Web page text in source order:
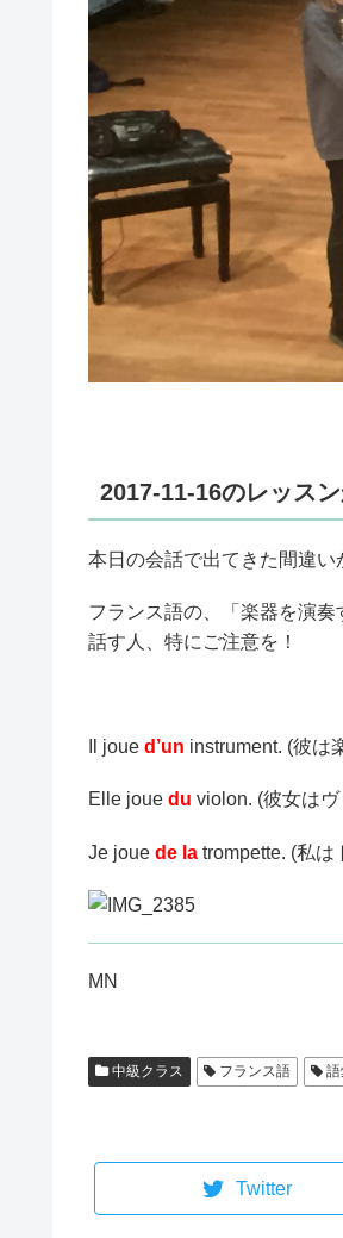
2017-11-16のレッス
本日の会話で出てきた間違い
フランス語の、「楽器を演
話す人、特にご注意を！
Il joue d’un instrument. (彼は
Elle joue du violon. (彼女は
Je joue de la trompette. (私は
MN
中級クラス フランス語
Twitter